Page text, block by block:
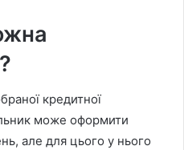
кредитної
може оформити
але для цього у нього